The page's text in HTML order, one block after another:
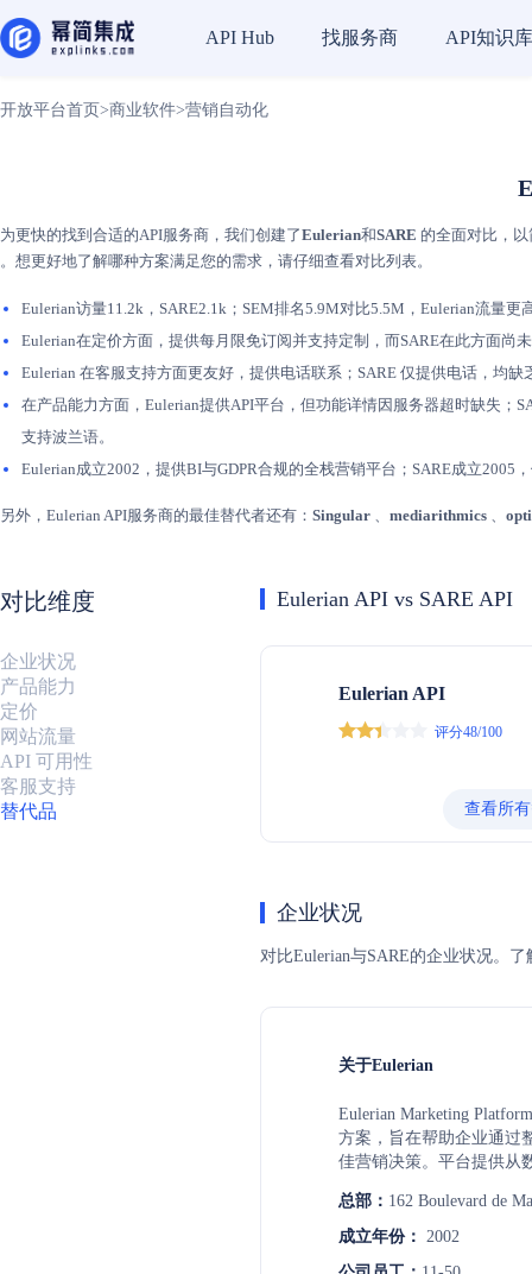
API Hub 找服务商 API知识库
开放平台首页 >商业软件>营销自动化
为更快的找到合适的API服务商，我们创建了Eulerian和SARE 的全面对比，
。想更好地了解哪种方案满足您的需求，请仔细查看对比列表。
Eulerian访量11.2k，SARE2.1k；SEM排名5.9M对比5.5M，Eulerian流量更
Eulerian在定价方面，提供每月限免订阅并支持定制，而SARE在此方面尚
Eulerian 在客服支持方面更友好，提供电话联系；SARE 仅提供电话，均
在产品能力方面，Eulerian提供API平台，但功能详情因服务器超时缺失；
支持波兰语。
Eulerian成立2002，提供BI与GDPR合规的全栈营销平台；SARE成立
另外，Eulerian API服务商的最佳替代者还有： Singular 、 mediarithmics 、
对比维度
企业状况
产品能力
定价
网站流量
API 可用性
客服支持
替代品
Eulerian API vs SARE API
Eulerian API
评分48/100
查看所
企业状况
对比Eulerian与SARE的企业状况。
关于Eulerian
Eulerian Marketing
方案，旨在帮助企业通过
佳营销决策。平台提供从
方数据收集、身份识别、
免等。它还涵盖了线上线
总部： 162 Boulevard de
成立年份： 2002